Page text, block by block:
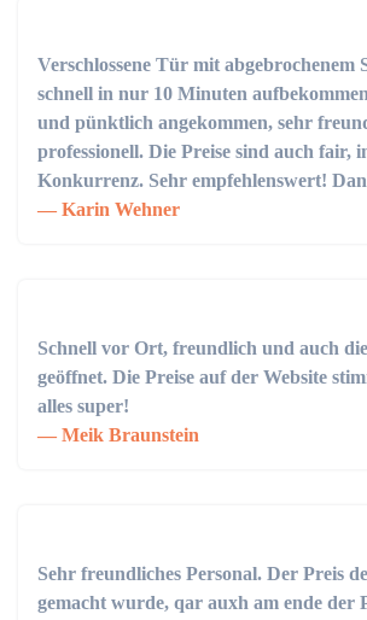
Verschlossene Tür mit abgebrochenem
schnell in nur 10 Minuten
und pünktlich angekommen, sehr
professionell. Die Preise sind auch fair,
Konkurrenz. Sehr empfehlenswert!
Karin Wehner
Schnell vor Ort, freundlich und auch
geöffnet. Die Preise auf der Website
alles super!
Meik Braunstein
Sehr freundliches Personal. Der Preis
gemacht wurde, qar auxh am ende der